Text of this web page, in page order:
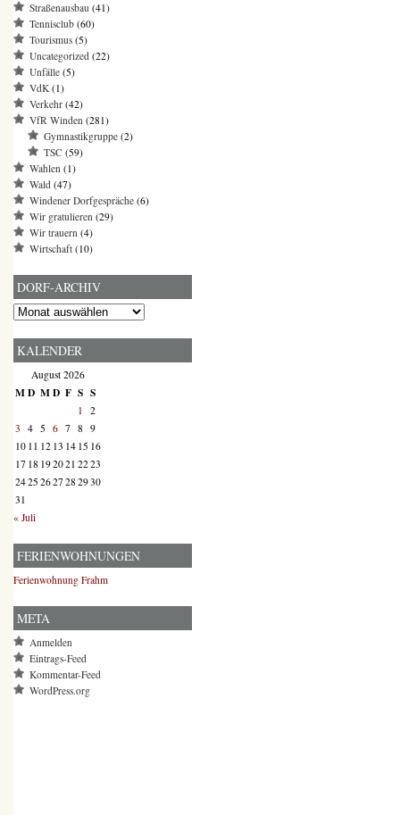
Straßenausbau (41)
Tennisclub (60)
Tourismus (5)
Uncategorized (22)
Unfälle (5)
VdK (1)
Verkehr (42)
VfR Winden (281)
Gymnastikgruppe (2)
TSC (59)
Wahlen (1)
Wald (47)
Windener Dorfgespräche (6)
Wir gratulieren (29)
Wir trauern (4)
Wirtschaft (10)
DORF-ARCHIV
Dorf-
KALENDER
August 2026
MD MD F S S
1 2
3 4 5 6 7 8 9
10 11 12 13 14 15 16
17 18 192021 2223
2425 2627 28 2930
31
« Juli
FERIENWOHNUNGEN
Ferienwohnung Frahm
META
Anmelden
Eintrags-Feed
Kommentar-Feed
WordPress.org